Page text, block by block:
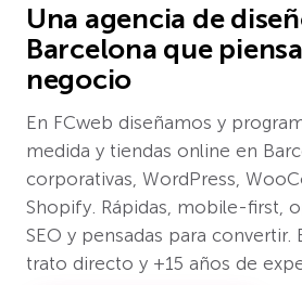
Una agencia de
Barcelona que
negocio
En FCweb diseñamos y
medida y tiendas online en
corporativas, WordPress,
Shopify. Rápidas, mobile-first,
SEO y pensadas para
trato directo y +15 años de